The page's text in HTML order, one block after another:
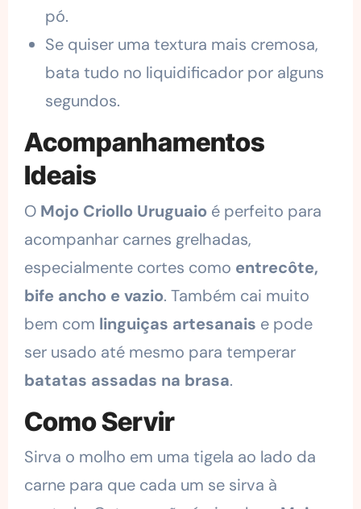
pó.
Se quiser uma textura mais cremosa,
bata tudo no liquidificador por alguns
segundos.
Acompanhamentos
Ideais
O Mojo Criollo Uruguaioé perfeito para
acompanhar carnes grelhadas,
especialmente cortes como entrecôte,
bife ancho e vazio. Também cai muito
bem com linguiças artesanais e pode
ser usado até mesmo para temperar
batatas assadas na brasa.
Como Servir
Sirva o molho em uma tigela ao lado da
carne para que cada um se sirva à